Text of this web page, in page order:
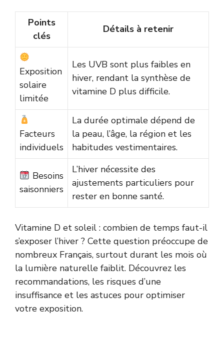
Points
clés
Détails à retenir
Exposition
solaire
limitée
Les UVB sont plus faibles en
hiver, rendant la synthèse de
vitamine D plus difficile.
Facteurs
individuels
La durée optimale dépend de
la peau, l’âge, la région et les
habitudes vestimentaires.
Besoins
saisonniers
L’hiver nécessite des
ajustements particuliers pour
rester en bonne santé.
Vitamine D et soleil : combien de temps faut-il
s’exposer l’hiver ? Cette question préoccupe de
nombreux Français, surtout durant les mois où
la lumière naturelle faiblit. Découvrez les
recommandations, les risques d’une
insuffisance et les astuces pour optimiser
votre exposition.